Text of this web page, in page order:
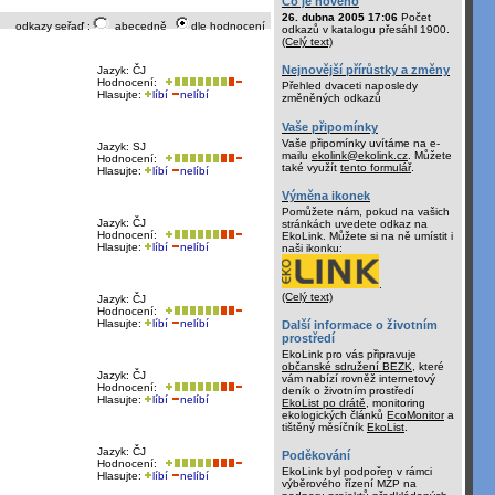
odkazy seřaď : abecedně dle hodnocení
Jazyk: ČJ
Hodnocení:
Hlasujte:
líbí nelíbí
Jazyk: SJ
Hodnocení:
Hlasujte:
líbí nelíbí
Jazyk: ČJ
Hodnocení:
Hlasujte:
líbí nelíbí
Jazyk: ČJ
Hodnocení:
Hlasujte:
líbí nelíbí
Jazyk: ČJ
Hodnocení:
Hlasujte:
líbí nelíbí
Jazyk: ČJ
Hodnocení:
Hlasujte:
líbí nelíbí
26. dubna 2005 17:06 Počet
odkazů v katalogu přesáhl 1900.
(Celý text)
Nejnovější přírůstky a změny
Přehled dvaceti naposledy
změněných odkazů
Vaše připomínky
Vaše připomínky uvítáme na e-
mailu ekolink@ekolink.cz . Můžete
také využít tento formulář.
Výměna ikonek
Pomůžete nám, pokud na vašich
stránkách uvedete odkaz na
EkoLink. Můžete si na ně umístit i
naši ikonku:
(Celý text)
Další informace o životním
prostředí
EkoLink pro vás připravuje
občanské sdružení BEZK , které
vám nabízí rovněž internetový
deník o životním prostředí
EkoList po drátě , monitoring
ekologických článků EcoMonitora
tištěný měsíčník EkoList
Poděkování
EkoLink byl podpořen v rámci
výběrového řízení MŽP na